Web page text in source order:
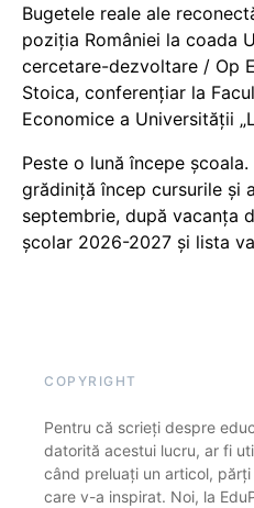
Bugetele reale ale
poziția României la coada
cercetare-dezvoltare / Op
Stoica, conferențiar la
Economice a Universității
Peste o lună începe
grădiniță încep cursurile și
septembrie, după vacanța
școlar 2026-2027 și lista
COPYRIGHT
Pentru că scrieți despre
datorită acestui lucru, ar fi
când preluați un articol,
care v-a inspirat. Noi, la